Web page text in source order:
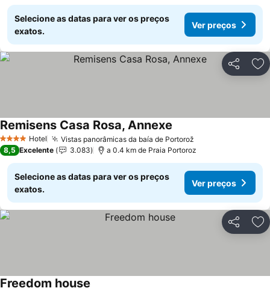
Selecione as datas para ver os preços
exatos.
Ver preços
Partilhar
4 EstrelasHotel Vistas panorâmicas da baía de Portorož
Remisens Casa Rosa, Annexe
8,5 Excelente 3.083 a 0.4 km de Praia Portoroz
Selecione as datas para ver os preços
exatos.
Ver preços
Partilhar
Freedom house